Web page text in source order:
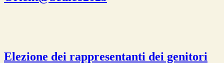
Elezione dei rappresentanti dei genitori